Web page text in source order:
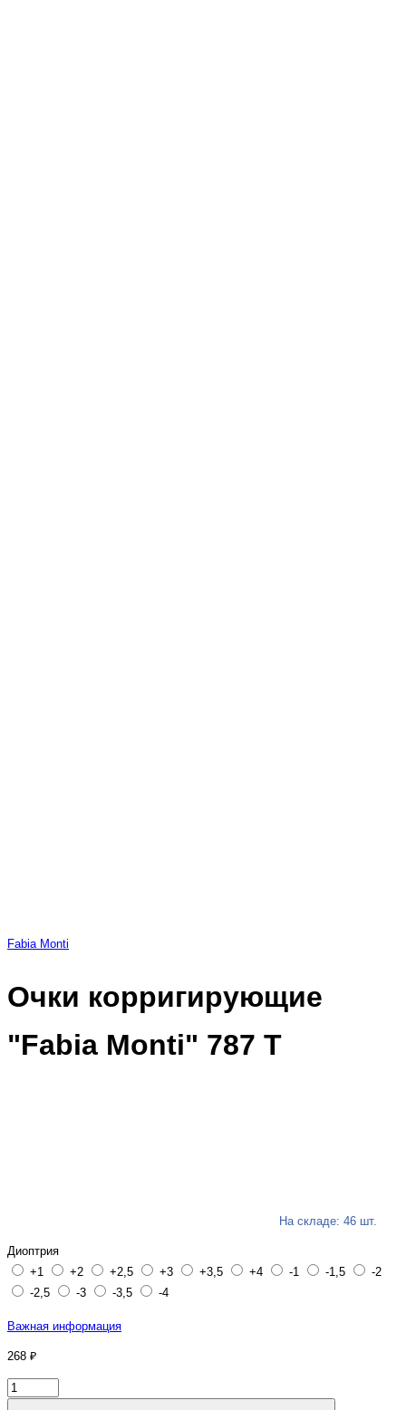
Fabia Monti
Очки корригирующие
"Fabia Monti" 787 Т
На складе: 46 шт.
Диоптрия
+1
+2 +2,5 +3 +3,5 +4 -1 -1,5
-2
-2,5
-3 -3,5 -4
Важная информация
268 ₽